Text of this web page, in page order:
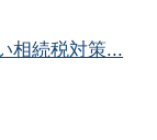
相続税対策...